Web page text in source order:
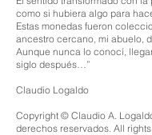
como si hubiera algo para
Estas monedas fueron
ancestro cercano, mi abuelo,
Aunque nunca lo conocí,
siglo después…”​
Claudio Logaldo
Copyright © Claudio A.
derechos reservados. All